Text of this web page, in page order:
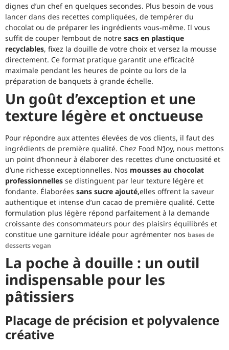
dignes d’un chef en quelques secondes. Plus besoin de vous
lancer dans des recettes compliquées, de tempérer du
chocolat ou de préparer les ingrédients vous-même. Il vous
suffit de couper l’embout de notre sacs en plastique
recyclables, fixez la douille de votre choix et versez la mousse
directement. Ce format pratique garantit une efficacité
maximale pendant les heures de pointe ou lors de la
préparation de banquets à grande échelle.
Un goût d’exception et une
texture légère et onctueuse
Pour répondre aux attentes élevées de vos clients, il faut des
ingrédients de première qualité. Chez Food N’Joy, nous mettons
un point d’honneur à élaborer des recettes d’une onctuosité et
d’une richesse exceptionnelles. Nos mousses au chocolat
professionnelles se distinguent par leur texture légère et
fondante. Élaborées sans sucre ajouté,elles offrent la saveur
authentique et intense d’un cacao de première qualité. Cette
formulation plus légère répond parfaitement à la demande
croissante des consommateurs pour des plaisirs équilibrés et
constitue une garniture idéale pour agrémenter nos bases de
desserts vegan
La poche à douille : un outil
indispensable pour les
pâtissiers
Placage de précision et polyvalence
créative